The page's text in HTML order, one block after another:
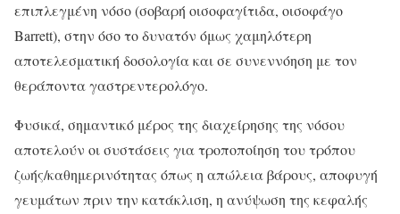
επιπλεγμένη νόσο (σοβαρή οισοφαγίτιδα, οισοφάγο
Barrett), στην όσο το δυνατόν όμως χαμηλότερη
αποτελεσματική δοσολογία και σε συνεννόηση με τον
θεράποντα γαστρεντερολόγο.
Φυσικά, σημαντικό μέρος της διαχείρησης της νόσου
αποτελούν οι συστάσεις για τροποποίηση του τρόπου
ζωής/καθημερινότητας όπως η απώλεια βάρους, αποφυγή
γευμάτων πριν την κατάκλιση, η ανύψωση της κεφαλής